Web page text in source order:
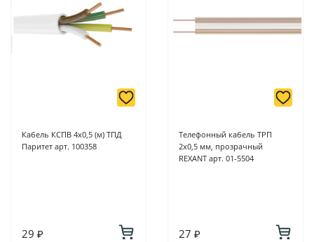
Кабель КСПВ 4х0,5 (м) ТПД
Паритет арт. 100358
29 ₽
Телефонный кабель ТРП
2х0,5 мм, прозрачный
REXANT арт. 01-5504
27 ₽